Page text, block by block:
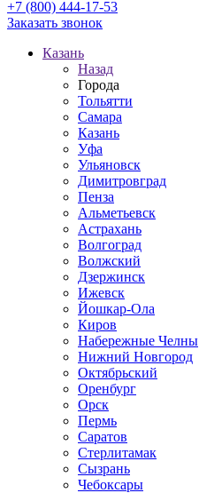
+7 (800) 444-17-53
Заказать звонок
Казань
Назад
Города
Тольятти
Самара
Казань
Уфа
Ульяновск
Димитровград
Пенза
Альметьевск
Астрахань
Волгоград
Волжский
Дзержинск
Ижевск
Йошкар-Ола
Киров
Набережные Челны
Нижний Новгород
Октябрьский
Оренбург
Орск
Пермь
Саратов
Стерлитамак
Сызрань
Чебоксары